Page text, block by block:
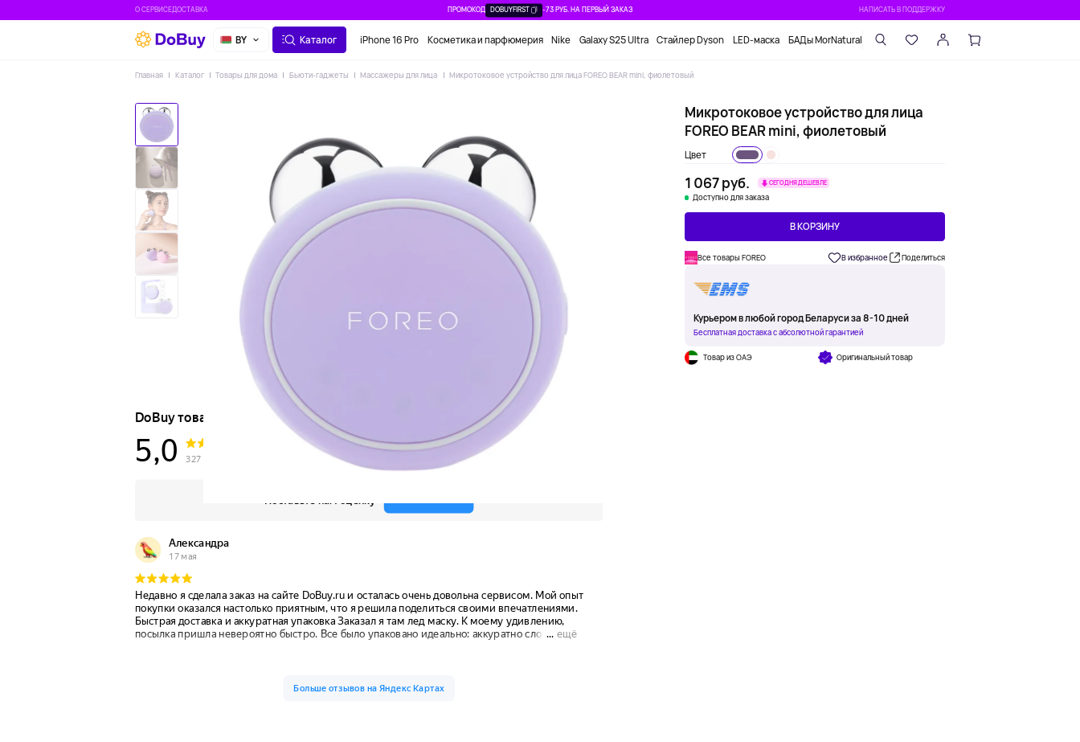
О СЕРВИСЕДОСТАВКА ПРОМОКОД DOBUYFIRST -73 РУБ. НА ПЕРВЫЙ ЗАКАЗ НАПИСАТЬ В ПОДДЕРЖКУ
BY Каталог iPhone 16 Pro Косметика и парфюмерия Nike Galaxy S25 Ultra Стайлер Dyson LED-маска БАДы MorNatural
Главная Каталог Товары для дома Бьюти-гаджеты Массажеры для лица Микротоковое устройство для лица FOREO BEAR mini, фиолетовый
Микротоковое устройство для лица
FOREO BEAR mini, фиолетовый
Цвет
1 067 руб. СЕГОДНЯ ДЕШЕВЛЕ
Доступно для заказа
В КОРЗИНУ
Все товары FOREO В избранное Поделиться
Курьером в любой город Беларуси за 8-10 дней
Бесплатная доставка с абсолютной гарантией
Товар из ОАЭ Оригинальный товар